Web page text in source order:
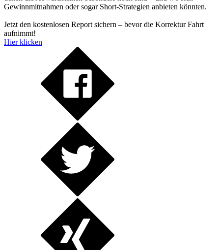
Gewinnmitnahmen oder sogar Short-Strategien anbieten könnten.
Jetzt den kostenlosen Report sichern – bevor die Korrektur Fahrt
aufnimmt!
Hier klicken